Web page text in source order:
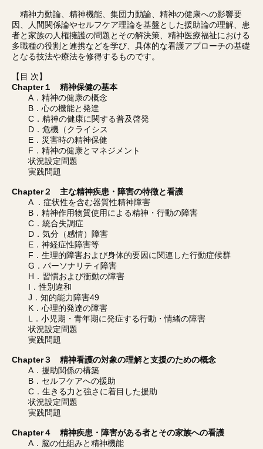
精神力動論、精神機能、集団力動論、精神の健康への影響要
因、人間関係論やセルフケア理論を基盤とした援助論の理解、患
者と家族の人権擁護の問題とその解決策、精神医療福祉における
多職種の役割と連携などを学び、具体的な看護アプローチの基礎
となる技法や療法を修得するものです。
【目 次】
Chapter１ 精神保健の基本
A．精神の健康の概念
B．心の機能と発達
C．精神の健康に関する普及啓発
D．危機（クライシス
E．災害時の精神保健
F．精神の健康とマネジメント
状況設定問題
実践問題
Chapter２ 主な精神疾患・障害の特徴と看護
A ．症状性を含む器質性精神障害
B．精神作用物質使用による精神・行動の障害
C．統合失調症
D．気分（感情）障害
E．神経症性障害等
F．生理的障害および身体的要因に関連した行動症候群
G．パーソナリティ障害
H．習慣および衝動の障害
I．性別違和
J．知的能力障害49
K．心理的発達の障害
L．小児期・青年期に発症する行動・情緒の障害
状況設定問題
実践問題
Chapter３ 精神看護の対象の理解と支援のための概念
A．援助関係の構築
B．セルフケアへの援助
C．生きる力と強さに着目した援助
状況設定問題
実践問題
Chapter４ 精神疾患・障害がある者とその家族への看護
A．脳の仕組みと精神機能